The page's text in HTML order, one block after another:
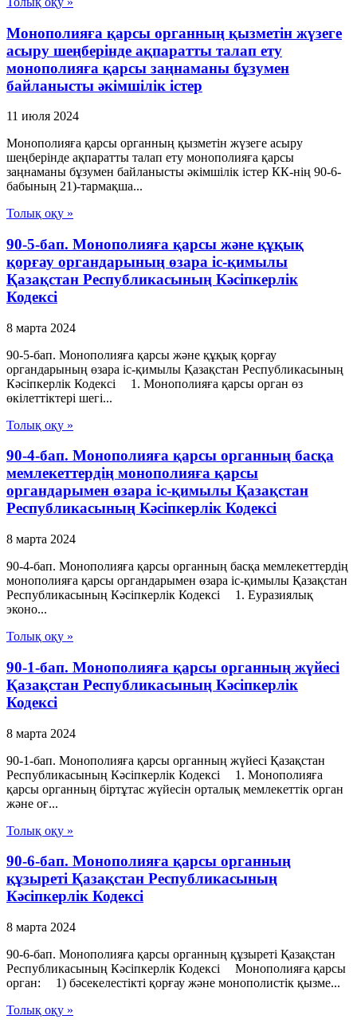
Монополияға қарсы органның қызметін жүзеге
асыру шеңберінде ақпаратты талап ету
монополияға қарсы заңнаманы бұзумен
байланысты әкімшілік істер
11 июля 2024
Монополияға қарсы органның қызметін жүзеге асыру
шеңберінде ақпаратты талап ету монополияға қарсы
заңнаманы бұзумен байланысты әкімшілік істер КК-нің 90-6-
бабының 21)-тармақша...
Толық оқу »
90-5-бап. Монополияға қарсы және құқық
қорғау органдарының өзара іс-қимылы
Қазақстан Республикасының Кәсіпкерлік
Кодексі
8 марта 2024
90-5-бап. Монополияға қарсы және құқық қорғау
органдарының өзара іс-қимылы Қазақстан Республикасының
Кәсіпкерлік Кодексі 1. Монополияға қарсы орган өз
өкілеттіктері шегі...
Толық оқу »
90-4-бап. Монополияға қарсы органның басқа
мемлекеттердiң монополияға қарсы
органдарымен өзара iс-қимылы Қазақстан
Республикасының Кәсіпкерлік Кодексі
8 марта 2024
90-4-бап. Монополияға қарсы органның басқа мемлекеттердiң
монополияға қарсы органдарымен өзара iс-қимылы Қазақстан
Республикасының Кәсіпкерлік Кодексі 1. Еуразиялық
эконо...
Толық оқу »
90-1-бап. Монополияға қарсы органның жүйесі
Қазақстан Республикасының Кәсіпкерлік
Кодексі
8 марта 2024
90-1-бап. Монополияға қарсы органның жүйесі Қазақстан
Республикасының Кәсіпкерлік Кодексі 1. Монополияға
қарсы органның біртұтас жүйесін орталық мемлекеттік орган
және оғ...
Толық оқу »
90-6-бап. Монополияға қарсы органның
құзыреті Қазақстан Республикасының
Кәсіпкерлік Кодексі
8 марта 2024
90-6-бап. Монополияға қарсы органның құзыреті Қазақстан
Республикасының Кәсіпкерлік Кодексі Монополияға қарсы
орган: 1) бәсекелестiктi қорғау және монополистiк қызме...
Толық оқу »